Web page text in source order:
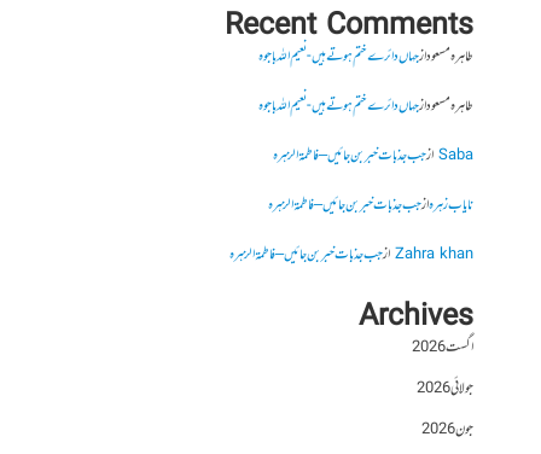
Recent Comments
طاہرہ مسعودازجہاں دائرے ختم ہوتے ہیں- نعیم اللہ باجوہ
طاہرہ مسعودازجہاں دائرے ختم ہوتے ہیں- نعیم اللہ باجوہ
Sabaازجب جذبات خبر بن جائیں – فاطمۃالزہرہ
نایاب زہرہازجب جذبات خبر بن جائیں – فاطمۃالزہرہ
Zahra khanازجب جذبات خبر بن جائیں – فاطمۃالزہرہ
Archives
اگست 2026
جولائی 2026
جون 2026